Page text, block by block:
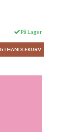
På Lager